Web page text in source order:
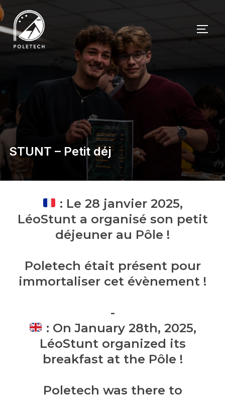
STUNT – Petit déj
: Le 28 janvier 2025,
LéoStunt a organisé son petit
déjeuner au Pôle !
Poletech était présent pour
immortaliser cet évènement !
-
: On January 28th, 2025,
LéoStunt organized its
breakfast at the Pôle !
Poletech was there to